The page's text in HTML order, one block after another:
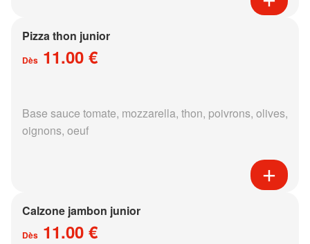
Pizza thon junior
Dès 11.00 €
Base sauce tomate, mozzarella, thon, poivrons, olives,
oignons, oeuf
Calzone jambon junior
Dès 11.00 €